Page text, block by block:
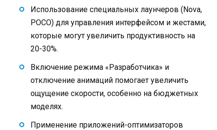
Использование специальных лаунчеров (Nova,
POCO) для управления интерфейсом и жестами,
которые могут увеличить продуктивность на
20-30%.
Включение режима «Разработчика» и
отключение анимаций помогает увеличить
ощущение скорости, особенно на бюджетных
моделях.
Применение приложений-оптимизаторов